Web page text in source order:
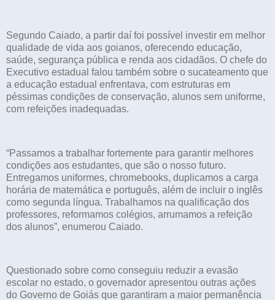
Segundo Caiado, a partir daí foi possível investir em melhor
qualidade de vida aos goianos, oferecendo educação,
saúde, segurança pública e renda aos cidadãos. O chefe do
Executivo estadual falou também sobre o sucateamento que
a educação estadual enfrentava, com estruturas em
péssimas condições de conservação, alunos sem uniforme,
com refeições inadequadas.
“Passamos a trabalhar fortemente para garantir melhores
condições aos estudantes, que são o nosso futuro.
Entregamos uniformes, chromebooks, duplicamos a carga
horária de matemática e português, além de incluir o inglês
como segunda língua. Trabalhamos na qualificação dos
professores, reformamos colégios, arrumamos a refeição
dos alunos”, enumerou Caiado.
Questionado sobre como conseguiu reduzir a evasão
escolar no estado, o governador apresentou outras ações
do Governo de Goiás que garantiram a maior permanência